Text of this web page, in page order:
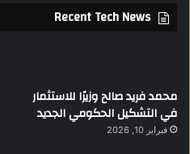
Recent Tech News
محمد فريد صالح وزيرًا للاستثمار
في التشكيل الحكومي الجديد
فبراير 10, 2026